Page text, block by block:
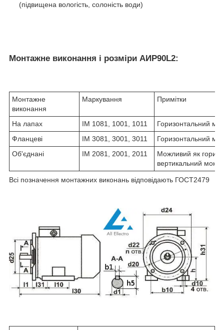
(підвищена вологість, солоність води)
Монтажне виконання і розміри АИР90L2:
Монтажне
виконання
Маркування Примітки
На лапах IM 1081, 1001, 1011
Горизонтальний
Фланцеві
IM 3081, 3001, 3011
Горизонтальний
Об'єднані
IM 2081, 2001, 2011
Можливий як
вертикальний
Всі позначення монтажних виконань відповідають ГОСТ2479